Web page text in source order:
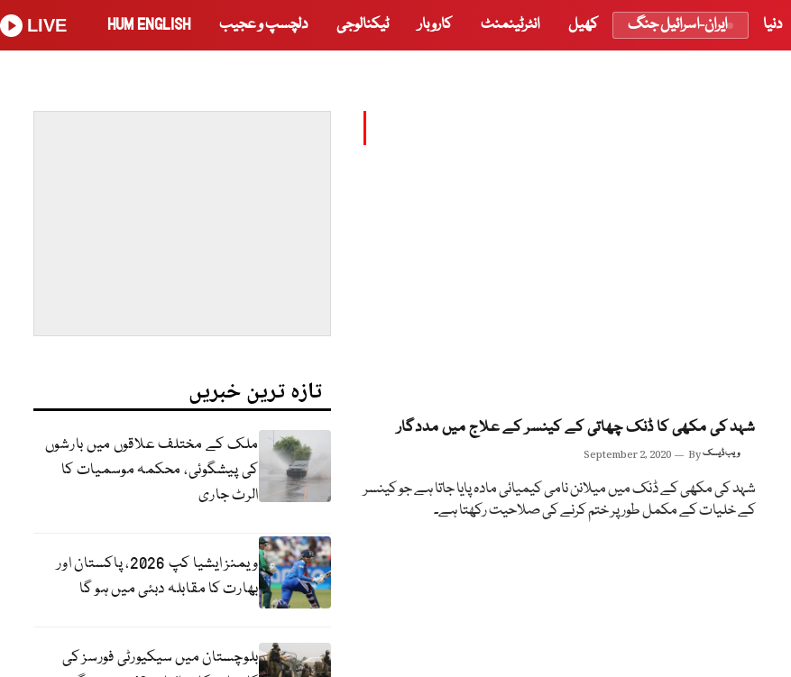
دنیا ایران-اسرائیل جنگ کھیل انٹرٹینمنٹ کاروبار ٹیکنالوجی دلچسپ و عجیب HUM ENGLISH
LIVE
شہد کی مکھی کا ڈنک چھاتی کے کینسر کے علاج میں مددگار
September 2, 2020 Byویب ڈیسک
شہد کی مکھی کے ڈنک میں میلانن نامی کیمیائی مادہ پایا جاتا ہے جو کینسر
کے خلیات کے مکمل طور پر ختم کرنے کی صلاحیت رکھتا ہے۔
تازہ ترین خبریں
ملک کے مختلف علاقوں میں بارشوں
کی پیشگوئی، محکمہ موسمیات کا
الرٹ جاری
ویمنز ایشیا کپ 2026، پاکستان اور
بھارت کا مقابلہ دبئی میں ہو گا
بلوچستان میں سیکیورٹی فورسز کی